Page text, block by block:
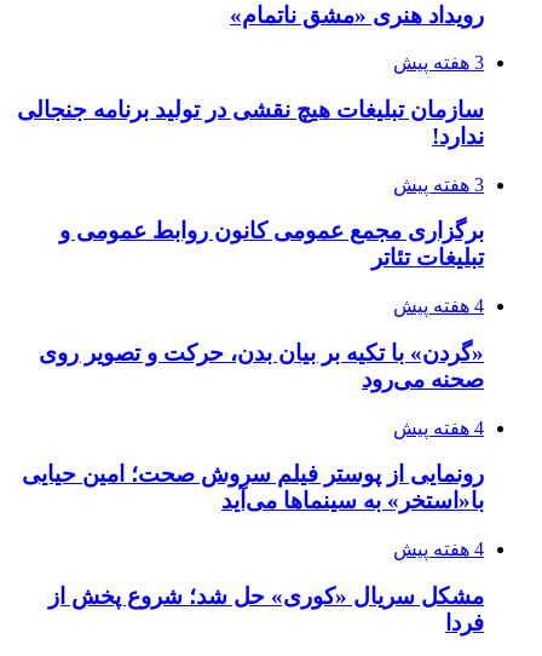
رویداد هنری «مشق ناتمام»
3 هفته پیش
سازمان تبلیغات هیچ نقشی در تولید برنامه جنجالی
ندارد!
3 هفته پیش
برگزاری مجمع عمومی کانون روابط عمومی و
تبلیغات تئاتر
4 هفته پیش
«گردن» با تکیه بر بیان بدن، حرکت و تصویر روی
صحنه می‌رود
4 هفته پیش
رونمایی از پوستر فیلم سروش صحت؛ امین حیایی
با«استخر» به سینماها می‌آید
4 هفته پیش
مشکل سریال «کوری» حل شد؛ شروع پخش از
فردا